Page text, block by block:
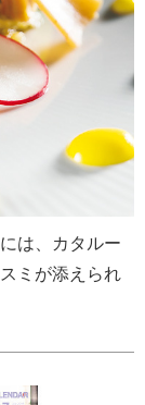
は、カタルー
ミが添えられ